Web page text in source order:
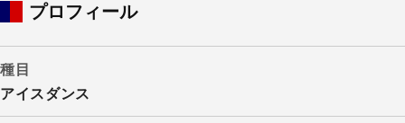
プロフィール
種目
アイスダンス